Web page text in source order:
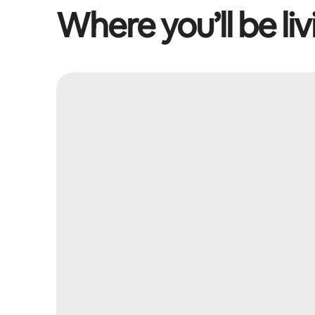
Where you’ll be